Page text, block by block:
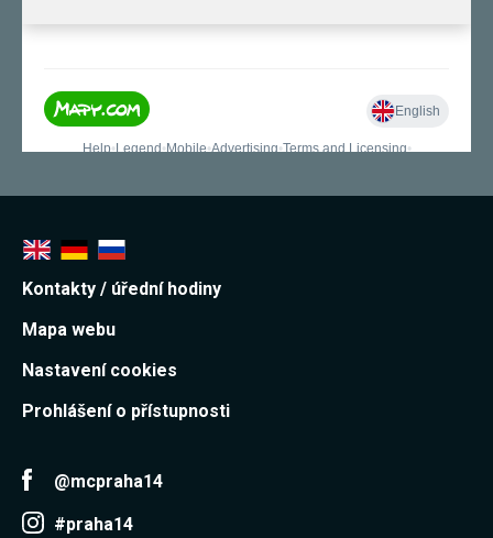
Kontakty / úřední hodiny
Mapa webu
Nastavení cookies
Prohlášení o přístupnosti
@mcpraha14
#praha14